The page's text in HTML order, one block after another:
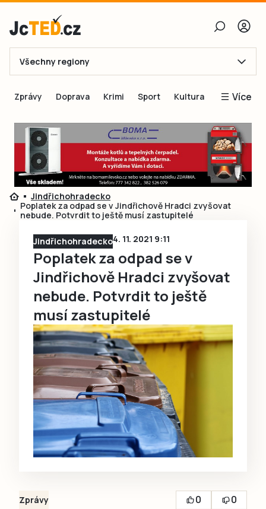
E-mail
Obnovit heslo
Přihlásit se
Přihlásit se přes Facebook
Ještě nemám účet, chci se
Registrovat
Všechny regiony
Zprávy Doprava Krimi Sport Kultura Více
Blogy
Inspirace
Čtenáři píší
Speciální přílohy
Jindřichohradecko
Poplatek za odpad se v Jindřichově Hradci zvyšovat
nebude. Potvrdit to ještě musí zastupitelé
Jindřichohradecko4. 11. 2021 9:11
Poplatek za odpad se v
Jindřichově Hradci zvyšovat
nebude. Potvrdit to ještě
musí zastupitelé
Zprávy 0
0